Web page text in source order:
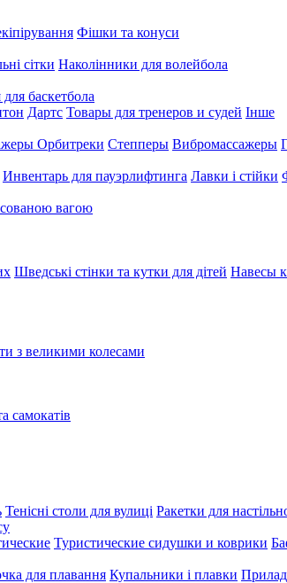
Фішки та конуси
сітки Наколінники для волейбола
для баскетбола
Дартс Товары для тренеров и судей Інше
Орбитреки Степперы Вибромассажеры
Инвентарь для пауэрлифтинга Лавки і стійки
вагою
Шведські стінки та кутки для дітей Навесы
з великими колесами
самокатів
Тенісні столи для вулиці Ракетки для
Туристические сидушки и коврики
для плавання Купальники і плавки